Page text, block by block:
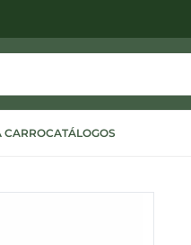
CARROCATÁLOGOS